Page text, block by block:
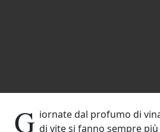
G iornate dal profumo di
di vite si fanno sempre